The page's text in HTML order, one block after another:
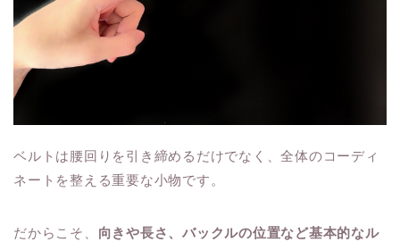
ベルトは腰回りを引き締めるだけでなく、全体のコーディ
ネートを整える重要な小物です。
だからこそ、 向きや長さ、バックルの位置など基本的なル